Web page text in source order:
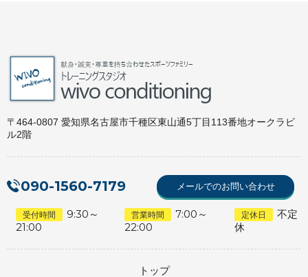
〒464-0807 愛知県名古屋市千種区東山通5丁目113番地オークラビ
ル2階
090-1560-7179 メールでのお問い合わせ
受付時間
9:30～
21:00
営業時間
7:00～
22:00
定休日
不定
休
トップ